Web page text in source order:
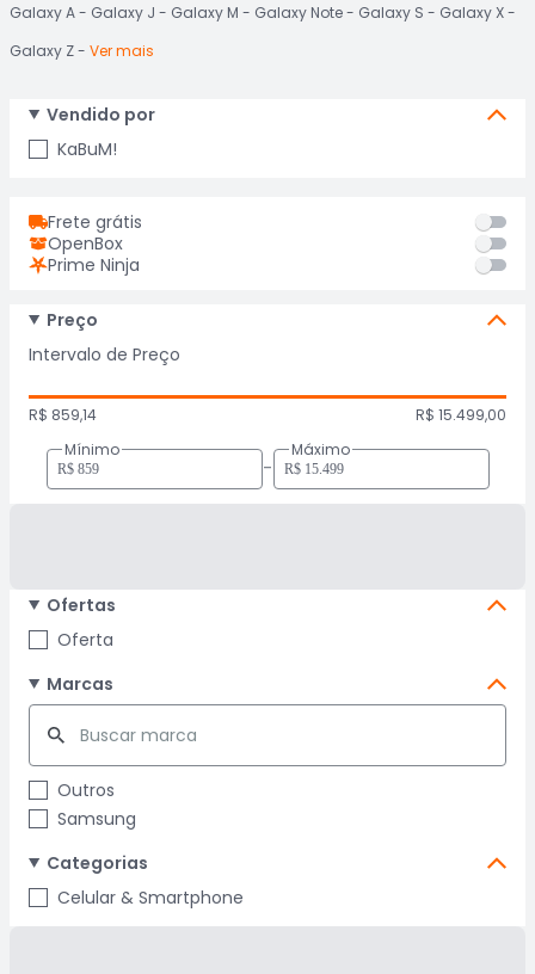
Galaxy A Galaxy J Galaxy M Galaxy Note Galaxy S
Galaxy X
Galaxy Z
Ver mais
Vendido por
KaBuM!
Frete grátis
OpenBox
Prime Ninja
Preço
Intervalo de Preço
R$ 859,14
R$ 15.499,00
Mínimo
-
Máximo
Ofertas
Oferta
Marcas
Outros
Samsung
Categorias
Celular & Smartphone